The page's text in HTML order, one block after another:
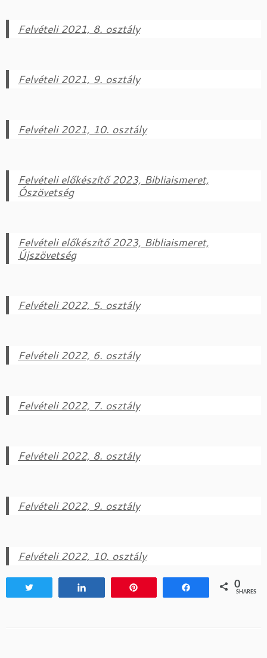
Felvételi 2021, 8. osztály
Felvételi 2021, 9. osztály
Felvételi 2021, 10. osztály
Felvételi előkészítő 2023, Bibliaismeret,
Ószövetség
Felvételi előkészítő 2023, Bibliaismeret,
Újszövetség
Felvételi 2022, 5. osztály
Felvételi 2022, 6. osztály
Felvételi 2022, 7. osztály
Felvételi 2022, 8. osztály
Felvételi 2022, 9. osztály
Felvételi 2022, 10. osztály
0
SHARES